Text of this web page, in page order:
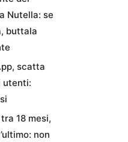
Nutella: se
buttala
scatta
utenti:
18 mesi,
non